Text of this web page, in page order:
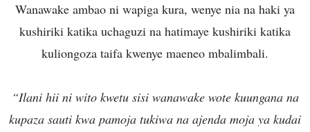
Wanawake ambao ni wapiga kura, wenye nia na haki ya
kushiriki katika uchaguzi na hatimaye kushiriki katika
kuliongoza taifa kwenye maeneo mbalimbali.
“Ilani hii ni wito kwetu sisi wanawake wote kuungana na
kupaza sauti kwa pamoja tukiwa na ajenda moja ya kudai